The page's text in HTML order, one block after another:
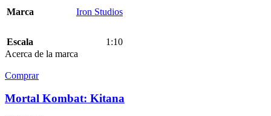
Marca Iron Studios
Escala
1:10
Acerca de la marca
Comprar
Mortal Kombat: Kitana